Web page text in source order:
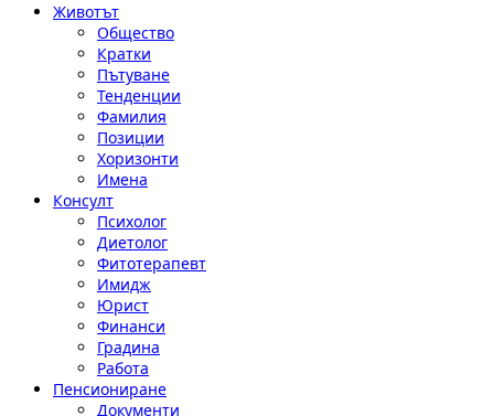
Животът
Общество
Кратки
Пътуване
Тенденции
Фамилия
Позиции
Хоризонти
Имена
Консулт
Психолог
Диетолог
Фитотерапевт
Имидж
Юрист
Финанси
Градина
Работа
Пенсиониране
Документи